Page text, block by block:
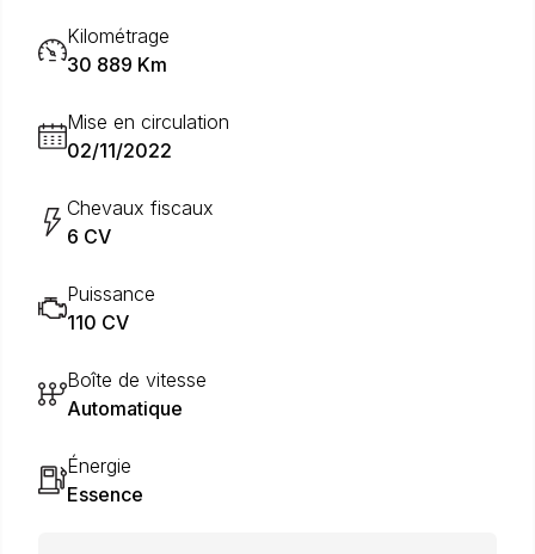
Kilométrage
30 889 Km
Mise en circulation
02/11/2022
Chevaux fiscaux
6 CV
Puissance
110 CV
Boîte de vitesse
Automatique
Énergie
Essence